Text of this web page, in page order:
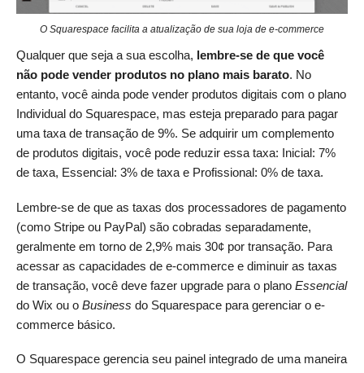
O Squarespace facilita a atualização de sua loja de e-commerce
Qualquer que seja a sua escolha, lembre-se de que você
não pode vender produtos no plano mais barato. No
entanto, você ainda pode vender produtos digitais com o plano
Individual do Squarespace, mas esteja preparado para pagar
uma taxa de transação de 9%. Se adquirir um complemento
de produtos digitais, você pode reduzir essa taxa: Inicial: 7%
de taxa, Essencial: 3% de taxa e Profissional: 0% de taxa.
Lembre-se de que as taxas dos processadores de pagamento
(como Stripe ou PayPal) são cobradas separadamente,
geralmente em torno de 2,9% mais 30¢ por transação. Para
acessar as capacidades de e-commerce e diminuir as taxas
de transação, você deve fazer upgrade para o plano Essencial
do Wix ou o Business do Squarespace para gerenciar o e-
commerce básico.
O Squarespace gerencia seu painel integrado de uma maneira